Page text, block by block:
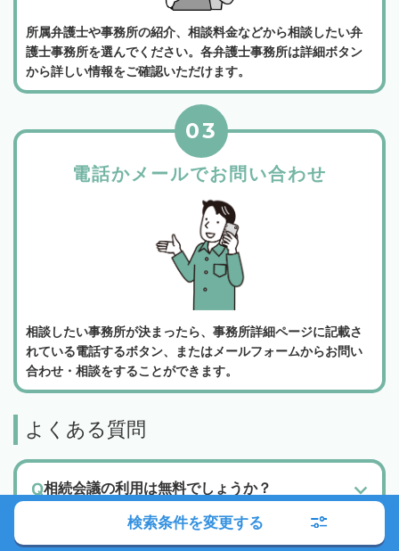
所属弁護士や事務所の紹介、相談料金などから相談したい弁
護士事務所を選んでください。各弁護士事務所は詳細ボタン
から詳しい情報をご確認いただけます。
電話かメールでお問い合わせ
03
相談したい事務所が決まったら、事務所詳細ページに記載さ
れている電話するボタン、またはメールフォームからお問い
合わせ・相談をすることができます。
よくある質問
相続会議の利用は無料でしょうか？
弁護士検索・税理士検索・司法書士検索、どの
機能を使って専門家に相談すればいいでしょう
検索条件を変更する